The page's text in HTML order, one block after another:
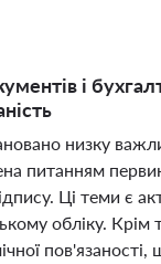
і
низку
питанням
Ці теми є
обліку. Крім